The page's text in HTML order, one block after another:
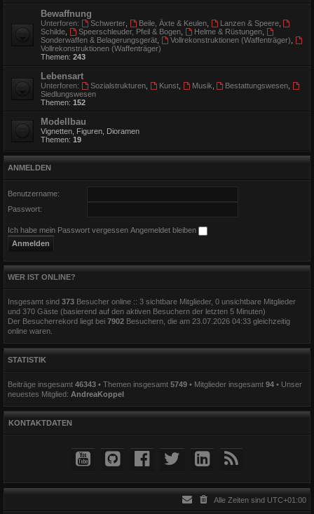
Bewaffnung
Unterforen: Schwerter, Beile, Äxte & Keulen, Lanzen & Speere,
Schilde
Speerschleuder, Pfeil & Bogen, Helme & Rüstungen,
Sonderwaffen & Belagerungsgerät
Vollrekonstruktionen (Waffenträger)
Vollrekonstruktionen (Waffenträger)
Themen: 243
Lebensart
Unterforen: Sozialstrukturen, Kunst, Musik Bestattungswesen
Siedlungswesen
Themen: 152
Modellbau
Vignetten, Figuren, Dioramen
Themen: 19
ANMELDEN
Benutzername:
Passwort:
Ich habe mein Passwort vergessen Angemeldet bleiben
WER IST ONLINE?
Insgesamt sind 373 Besucher online :: 3 sichtbare Mitglieder, 0 unsichtbare Mitglieder
und 370 Gäste (basierend auf den aktiven Besuchern der letzten 5 Minuten)
Der Besucherrekord liegt bei 7902 Besuchern, die am 23.07.2026 04:33 gleichzeitig
online waren.
STATISTIK
Beiträge insgesamt 46343 • Themen insgesamt 5749 • Mitglieder insgesamt 94 • Unser
neuestes Mitglied: AndreaKoppel
KONTAKTDATEN
Alle Zeiten sind UTC+01:00